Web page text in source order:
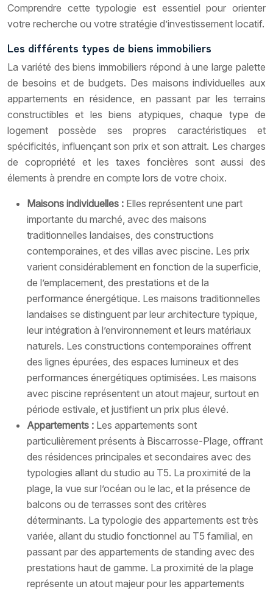
Comprendre cette typologie est essentiel pour orienter
votre recherche ou votre stratégie d’investissement locatif.
Les différents types de biens immobiliers
La variété des biens immobiliers répond à une large palette
de besoins et de budgets. Des maisons individuelles aux
appartements en résidence, en passant par les terrains
constructibles et les biens atypiques, chaque type de
logement possède ses propres caractéristiques et
spécificités, influençant son prix et son attrait. Les charges
de copropriété et les taxes foncières sont aussi des
élements à prendre en compte lors de votre choix.
Maisons individuelles : Elles représentent une part
importante du marché, avec des maisons
traditionnelles landaises, des constructions
contemporaines, et des villas avec piscine. Les prix
varient considérablement en fonction de la superficie,
de l’emplacement, des prestations et de la
performance énergétique. Les maisons traditionnelles
landaises se distinguent par leur architecture typique,
leur intégration à l’environnement et leurs matériaux
naturels. Les constructions contemporaines offrent
des lignes épurées, des espaces lumineux et des
performances énergétiques optimisées. Les maisons
avec piscine représentent un atout majeur, surtout en
période estivale, et justifient un prix plus élevé.
Appartements : Les appartements sont
particulièrement présents à Biscarrosse-Plage, offrant
des résidences principales et secondaires avec des
typologies allant du studio au T5. La proximité de la
plage, la vue sur l’océan ou le lac, et la présence de
balcons ou de terrasses sont des critères
déterminants. La typologie des appartements est très
variée, allant du studio fonctionnel au T5 familial, en
passant par des appartements de standing avec des
prestations haut de gamme. La proximité de la plage
représente un atout majeur pour les appartements